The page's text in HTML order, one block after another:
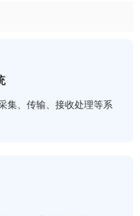
集、传输、接收处理等系